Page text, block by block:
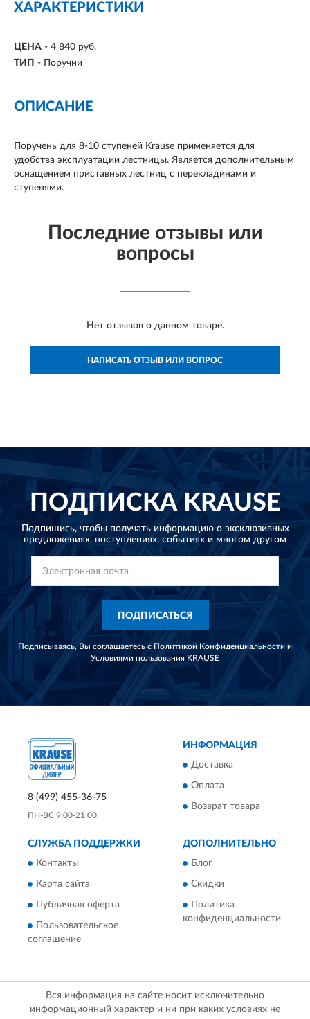
ХАРАКТЕРИСТИКИ
ЦЕНА - 4 840 руб.
ТИП - Поручни
ОПИСАНИЕ
Поручень для 8-10 ступеней Krause применяется для
удобства эксплуатации лестницы. Является дополнительным
оснащением приставных лестниц с перекладинами и
ступенями.
Последние отзывы или
вопросы
Нет отзывов о данном товаре.
НАПИСАТЬ ОТЗЫВ ИЛИ ВОПРОС
ПОДПИСКАKRAUSE
Подпишись, чтобы получать информацию о эксклюзивных
предложениях, поступлениях, событиях и многом другом
ПОДПИСАТЬСЯ
Подписываясь, Вы соглашаетесь с Политикой Конфиденциальности и
Условиями пользованияKRAUSE
8 (499) 455-36-75
ПН-ВС 9:00-21:00
ИНФОРМАЦИЯ
Доставка
Оплата
Возврат товара
СЛУЖБА ПОДДЕРЖКИ
Контакты
Карта сайта
Публичная оферта
Пользовательское
соглашение
ДОПОЛНИТЕЛЬНО
Блог
Скидки
Политика
конфиденциальности
Вся информация на сайте носит исключительно
информационный характер и ни при каких условиях не